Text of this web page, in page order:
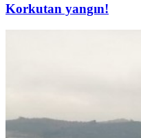
Korkutan yangın!